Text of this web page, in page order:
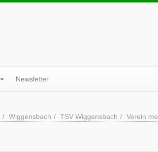
Newsletter
Wiggensbach TSV Wiggensbach Verein